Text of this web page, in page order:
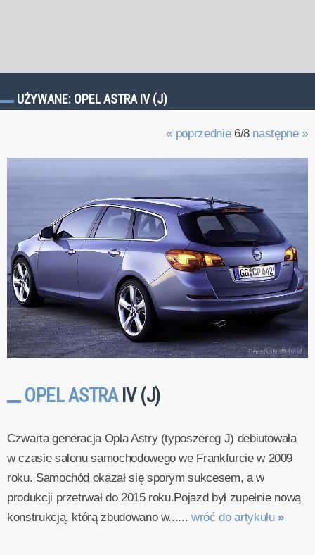
UŻYWANE: OPEL ASTRA IV (J)
« poprzednie6/8 następne »
OPEL ASTRAIV (J)
Czwarta generacja Opla Astry (typoszereg J) debiutowała
w czasie salonu samochodowego we Frankfurcie w 2009
roku. Samochód okazał się sporym sukcesem, a w
produkcji przetrwał do 2015 roku.Pojazd był zupełnie nową
konstrukcją, którą zbudowano w......wróć do artykułu »